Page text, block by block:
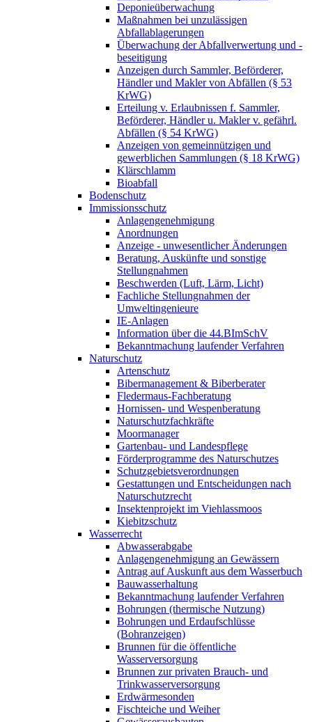
Deponieüberwachung
Maßnahmen bei unzulässigen
Abfallablagerungen
Überwachung der Abfallverwertung und -
beseitigung
Anzeigen durch Sammler, Beförderer,
Händler und Makler von Abfällen (§ 53
KrWG)
Erteilung v. Erlaubnissen f. Sammler,
Beförderer, Händler u. Makler v. gefährl.
Abfällen (§ 54 KrWG)
Anzeigen von gemeinnützigen und
gewerblichen Sammlungen (§ 18 KrWG)
Klärschlamm
Bioabfall
Bodenschutz
Immissionsschutz
Anlagengenehmigung
Anordnungen
Anzeige - unwesentlicher Änderungen
Beratung, Auskünfte und sonstige
Stellungnahmen
Beschwerden (Luft, Lärm, Licht)
Fachliche Stellungnahmen der
Umweltingenieure
IE-Anlagen
Information über die 44.BImSchV
Bekanntmachung laufender Verfahren
Naturschutz
Artenschutz
Bibermanagement & Biberberater
Fledermaus-Fachberatung
Hornissen- und Wespenberatung
Naturschutzfachkräfte
Moormanager
Gartenbau- und Landespflege
Förderprogramme des Naturschutzes
Schutzgebietsverordnungen
Gestattungen und Entscheidungen nach
Naturschutzrecht
Insektenprojekt im Viehlassmoos
Kiebitzschutz
Wasserrecht
Abwasserabgabe
Anlagengenehmigung an Gewässern
Antrag auf Auskunft aus dem Wasserbuch
Bauwasserhaltung
Bekanntmachung laufender Verfahren
Bohrungen (thermische Nutzung)
Bohrungen und Erdaufschlüsse
(Bohranzeigen)
Brunnen für die öffentliche
Wasserversorgung
Brunnen zur privaten Brauch- und
Trinkwasserversorgung
Erdwärmesonden
Fischteiche und Weiher